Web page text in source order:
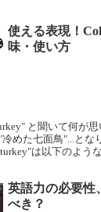
使える表現！
味・使い方
と聞いて何が
めた七面鳥"...と
は以下のような
英語力の必要性
べき？